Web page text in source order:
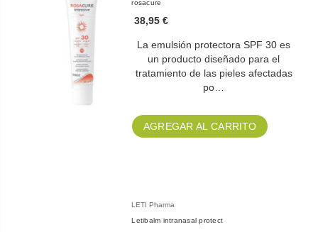
rosacure
38,95 €
La emulsión protectora SPF 30 es
un producto diseñado para el
tratamiento de las pieles afectadas
po…
AGREGAR AL CARRITO
LETI Pharma
Letibalm intranasal protect